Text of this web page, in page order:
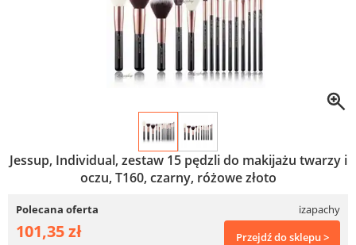
Jessup, Individual, zestaw 15 pędzli do makijażu twarzy i
oczu, T160, czarny, różowe złoto
Polecana oferta izapachy
101,35 zł Przejdź do sklepu >